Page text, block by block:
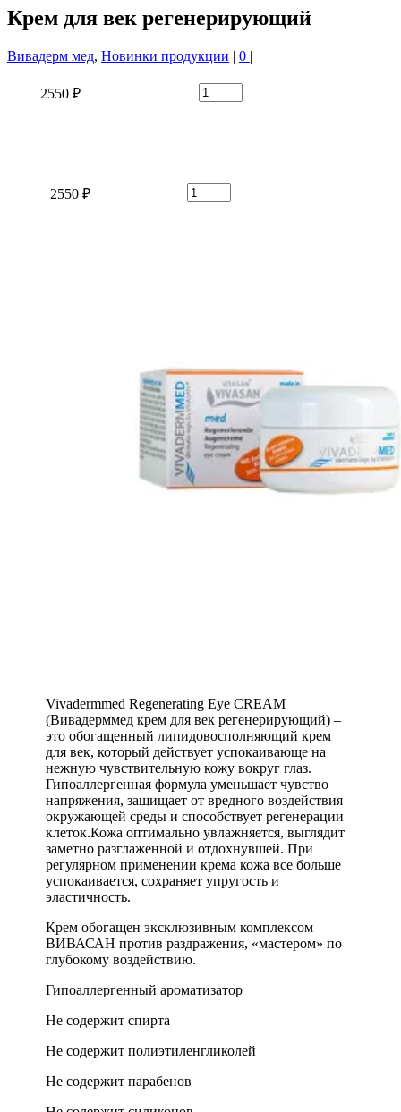
Крем для век регенерирующий
Вивадерм мед, Новинки продукции | 0 |
2550 ₽
2550 ₽
Vivadermmed Regenerating Eye CREAM
(Вивадерммед крем для век регенерирующий) –
это обогащенный липидовосполняющий крем
для век, который действует успокаивающе на
нежную чувствительную кожу вокруг глаз.
Гипоаллергенная формула уменьшает чувство
напряжения, защищает от вредного воздействия
окружающей среды и способствует регенерации
клеток.Кожа оптимально увлажняется, выглядит
заметно разглаженной и отдохнувшей. При
регулярном применении крема кожа все больше
успокаивается, сохраняет упругость и
эластичность.
Крем обогащен эксклюзивным комплексом
ВИВАСАН против раздражения, «мастером» по
глубокому воздействию.
Гипоаллергенный ароматизатор
Не содержит спирта
Не содержит полиэтиленгликолей
Не содержит парабенов